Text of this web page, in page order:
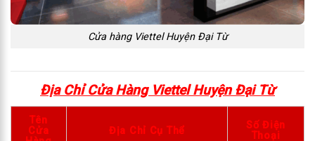
Cửa hàng Viettel Huyện Đại Từ
Địa Chỉ Cửa Hàng Viettel Huyện Đại Từ
Tên
Cửa
Địa Chỉ Cụ Thể
Số Điện
Thoại